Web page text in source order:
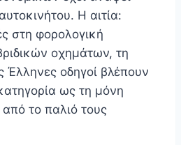
Η αιτία:
στη φορολογική
οχημάτων, τη
Έλληνες οδηγοί βλέπουν
ως τη μόνη
από το παλιό τους